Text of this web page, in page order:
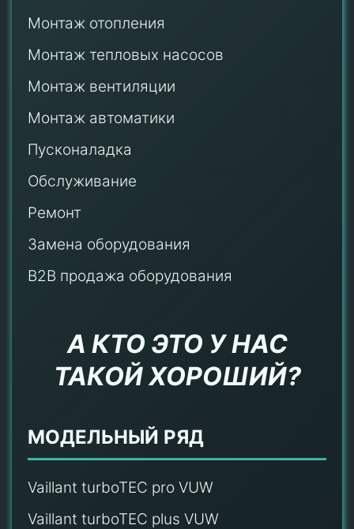
Монтаж отопления
Монтаж тепловых насосов
Монтаж вентиляции
Монтаж автоматики
Пусконаладка
Обслуживание
Ремонт
Замена оборудования
B2B продажа оборудования
А КТО ЭТО У НАС
ТАКОЙ ХОРОШИЙ?
МОДЕЛЬНЫЙ РЯД
Vaillant turboTEC pro VUW
Vaillant turboTEC plus VUW